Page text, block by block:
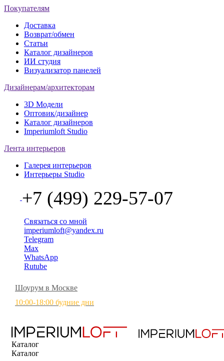
Покупателям
Доставка
Возврат/обмен
Статьи
Каталог дизайнеров
ИИ студия
Визуализатор панелей
Дизайнерам/архитекторам
3D Модели
Оптовик/дизайнер
Каталог дизайнеров
Imperiumloft Studio
Лента интерьеров
Галерея интерьеров
Интерьеры Studio
+7 (499) 229-57-07
Связаться со мной
imperiumloft@yandex.ru
Telegram
Max
WhatsApp
Rutube
Шоурум в Москве
10:00-18:00 будние дни
Каталог
Каталог